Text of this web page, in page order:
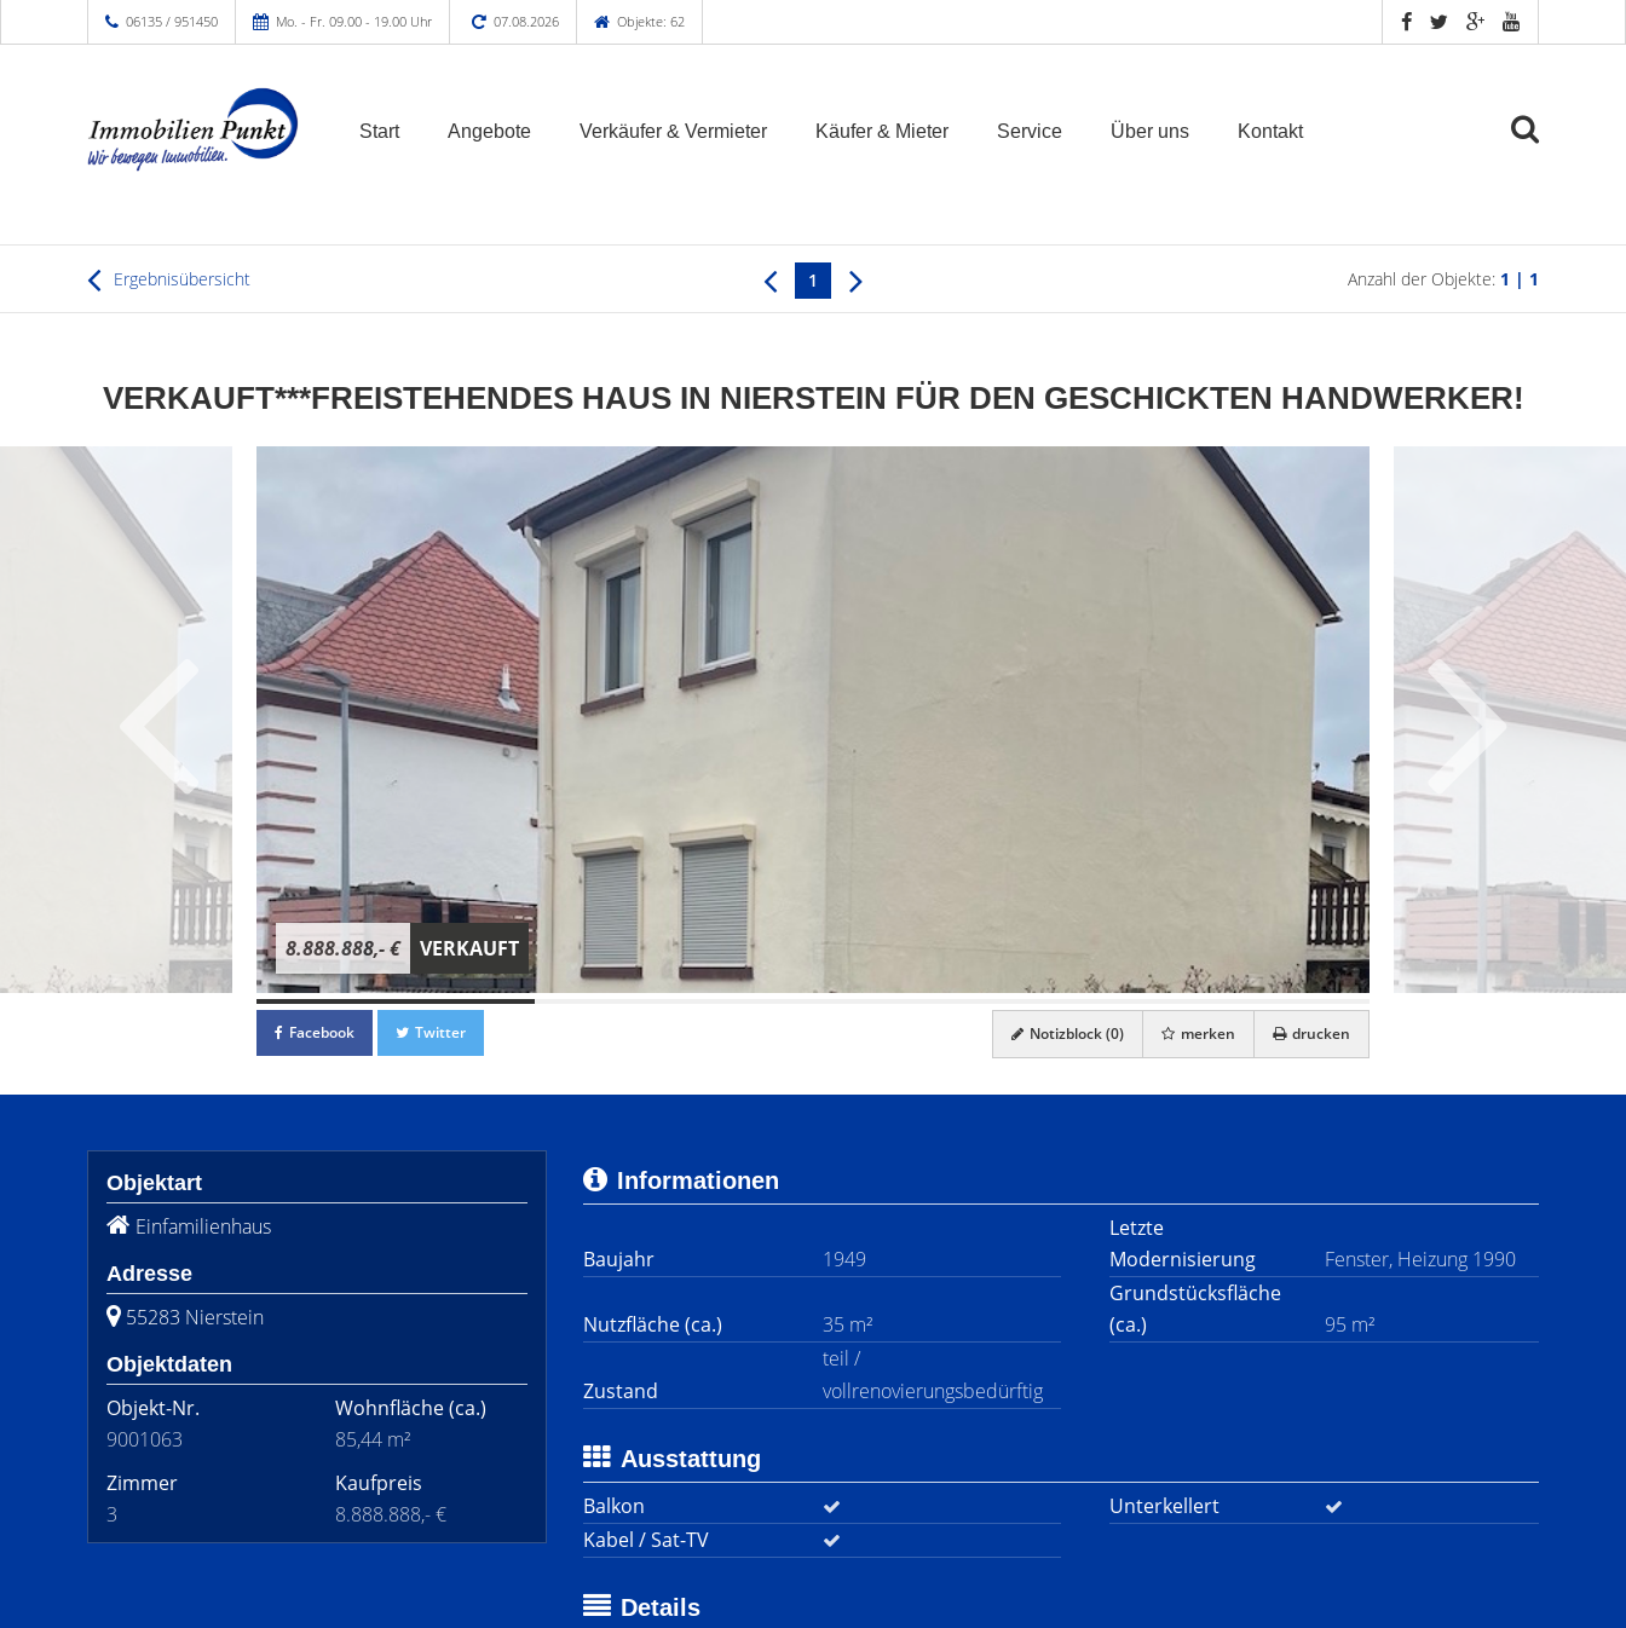
06135 / 951450 Mo. - Fr. 09.00 - 19.00 Uhr 07.08.2026 Objekte: 62
Start Angebote Verkäufer & Vermieter Käufer & Mieter Service Über uns Kontakt
Ergebnisübersicht 1 Anzahl der Objekte: 1 | 1
VERKAUFT***FREISTEHENDES HAUS IN NIERSTEIN FÜR DEN GESCHICKTEN HANDWERKER!
8.888.888,- € VERKAUFT
Facebook Twitter Notizblock (0) merken drucken
Objektart
Einfamilienhaus
Adresse
55283 Nierstein
Objektdaten
Objekt-Nr.
9001063
Wohnfläche(ca.)
85,44 m²
Zimmer
3
Kaufpreis
8.888.888,- €
Informationen
Baujahr 1949
Letzte
Modernisierung
Fenster, Heizung 1990
Nutzfläche (ca.) 35 m²
Grundstücksfläche
(ca.)
95 m²
Zustand
teil /
vollrenovierungsbedürftig
Ausstattung
Balkon
Unterkellert
Kabel / Sat-TV
Details